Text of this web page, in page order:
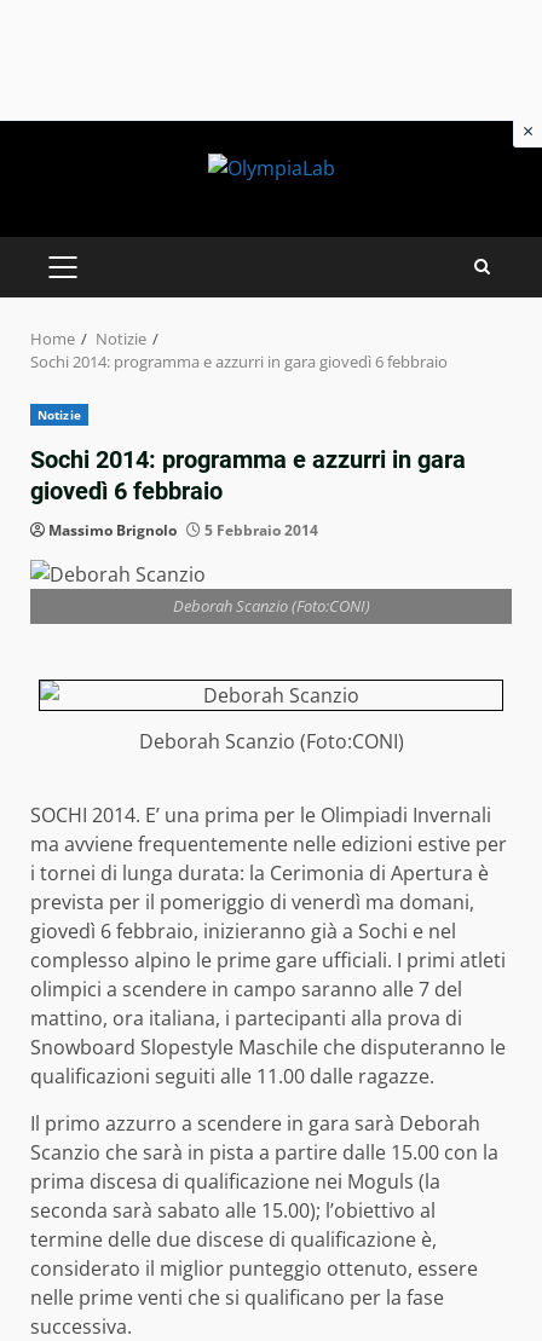
PRIMARY
MENU
Home
Notizie
Sochi 2014: programma e azzurri in gara giovedì 6 febbraio
Notizie
Sochi 2014: programma e azzurri in gara
giovedì 6 febbraio
Massimo Brignolo 5 Febbraio 2014
Deborah Scanzio (Foto:CONI)
Deborah Scanzio (Foto:CONI)
SOCHI 2014. E’ una prima per le Olimpiadi Invernali
ma avviene frequentemente nelle edizioni estive per
i tornei di lunga durata: la Cerimonia di Apertura è
prevista per il pomeriggio di venerdì ma domani,
giovedì 6 febbraio, inizieranno già a Sochi e nel
complesso alpino le prime gare ufficiali. I primi atleti
olimpici a scendere in campo saranno alle 7 del
mattino, ora italiana, i partecipanti alla prova di
Snowboard Slopestyle Maschile che disputeranno le
qualificazioni seguiti alle 11.00 dalle ragazze.
Il primo azzurro a scendere in gara sarà Deborah
Scanzio che sarà in pista a partire dalle 15.00 con la
prima discesa di qualificazione nei Moguls (la
seconda sarà sabato alle 15.00); l’obiettivo al
termine delle due discese di qualificazione è,
considerato il miglior punteggio ottenuto, essere
nelle prime venti che si qualificano per la fase
successiva.
×